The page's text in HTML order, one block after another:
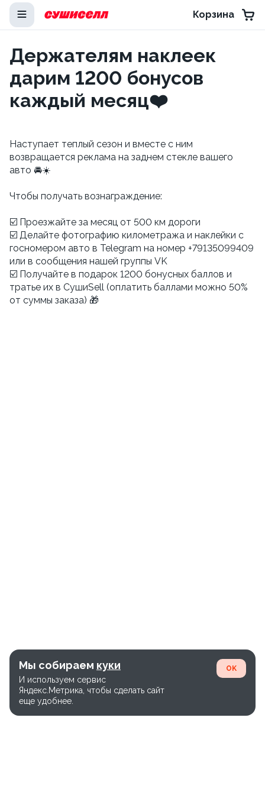
Корзина
Держателям наклеек
дарим 1200 бонусов
каждый месяц❤️
Наступает теплый сезон и вместе с ним
возвращается реклама на заднем стекле вашего
авто 🚘☀️
Чтобы получать вознаграждение:
☑️ Проезжайте за месяц от 500 км дороги
☑️ Делайте фотографию километража и наклейки с
госномером авто в Telegram на номер +79135099409
или в сообщения нашей группы VK
☑️ Получайте в подарок 1200 бонусных баллов и
тратье их в СушиSell (оплатить баллами можно 50%
от суммы заказа) 🎁
Мы собираем куки
И используем сервис
Яндекс.Метрика, чтобы сделать сайт
еще удобнее.
OK